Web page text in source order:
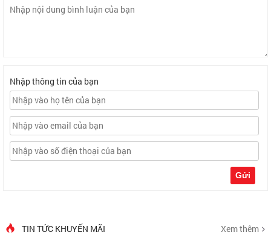
Nhập thông tin của bạn
Gửi
TIN TỨC KHUYẾN MÃI Xem thêm